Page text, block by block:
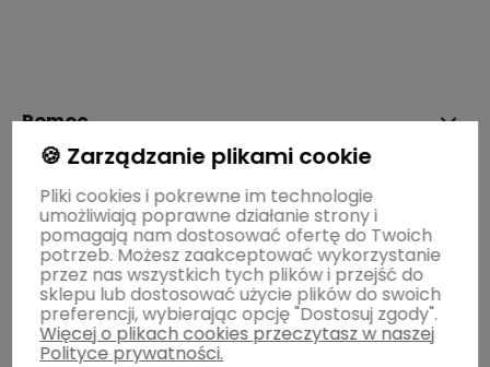
Pomoc
Moje konto
Płatności i dostawa
Informacje
🍪 Zarządzanie plikami cookie
Pliki cookies i pokrewne im technologie
umożliwiają poprawne działanie strony i
pomagają nam dostosować ofertę do Twoich
potrzeb. Możesz zaakceptować wykorzystanie
przez nas wszystkich tych plików i przejść do
sklepu lub dostosować użycie plików do swoich
preferencji, wybierając opcję "Dostosuj zgody".
Więcej o plikach cookies przeczytasz w naszej
Polityce prywatności.